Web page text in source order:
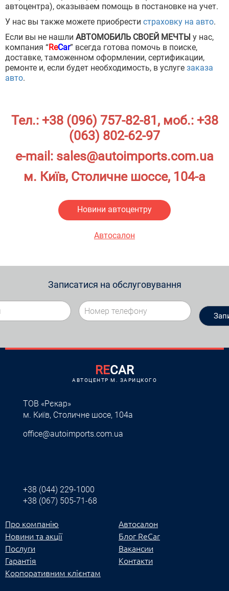
автоцентра), оказываем помощь в постановке на учет.
У нас вы также можете приобрести страховку на авто.
Если вы не нашли АВТОМОБИЛЬ СВОЕЙ МЕЧТЫ у нас,
компания “ReCar” всегда готова помочь в поиске,
доставке, таможенном оформлении, сертификации,
ремонте и, если будет необходимость, в услуге заказа
авто.
Тел.: +38 (096) 757-82-81 , моб.: +38
(063) 802-62-97
e-mail: sales@autoimports.com.ua
м. Київ, Столичне шоссе, 104-а
Новини автоцентру
Автосалон
Записатися на обслуговування
RECAR
АВТОЦЕНТР M. ЗАРИЦКОГО
ТОВ «Рєкар»
м. Київ, Столичне шосе, 104а
office@autoimports.com.ua
+38 (044) 229-1000
+38 (067) 505-71-68
Про компанію
Новини та акції
Послуги
Гарантія
Корпоративним клієнтам
Автосалон
Блог ReCar
Вакансии
Контакти